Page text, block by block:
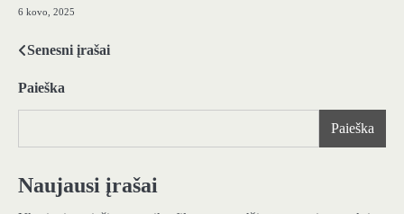
6 kovo, 2025
Navigacija
tarp
Senesni įrašai
Paieška
Paieška
Naujausi įrašai